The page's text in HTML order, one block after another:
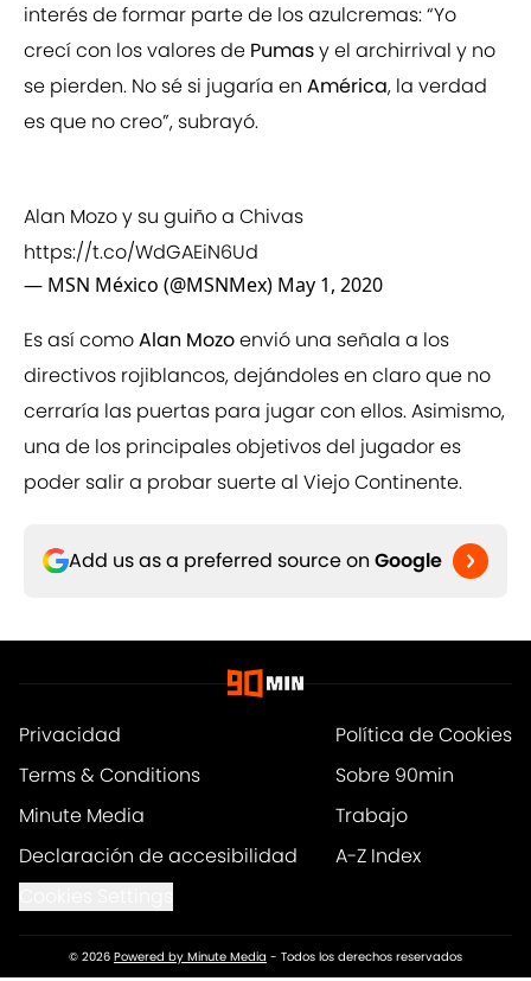
interés de formar parte de los azulcremas: “Yo
crecí con los valores de Pumasy el archirrival y no
se pierden. No sé si jugaría en América, la verdad
es que no creo”, subrayó.
Alan Mozo y su guiño a Chivas
https://t.co/WdGAEiN6Ud
— MSN México (@MSNMex) May 1, 2020
Es así comoAlan Mozoenvió una señala a los
directivos rojiblancos, dejándoles en claro que no
cerraría las puertas para jugar con ellos. Asimismo,
una de los principales objetivos del jugador es
poder salir a probar suerte al Viejo Continente.
Add us as a preferred source on Google
Privacidad
Política de Cookies
Terms & Conditions
Sobre 90min
Minute Media
Trabajo
Declaración de accesibilidad
A-Z Index
© 2026 Powered by Minute Media - Todos los derechos reservados